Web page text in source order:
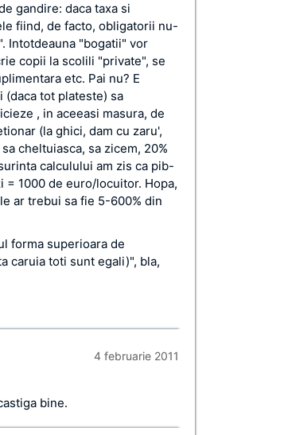
gandire: daca taxa si
fiind, de facto, obligatorii nu-
Intotdeauna "bogatii" vor
copii la scolili "private", se
etc. Pai nu? E
(daca tot plateste) sa
, in aceeasi masura, de
(la ghici, dam cu zaru',
cheltuiasca, sa zicem, 20%
calculului am zis ca pib-
= 1000 de euro/locuitor. Hopa,
ar trebui sa fie 5-600% din
forma superioara de
caruia toti sunt egali)", bla,
4 februarie 2011
bine.